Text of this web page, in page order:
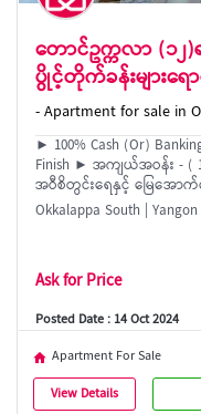
တောင်ဥက္ကလာ (၁
ပွိုင့်တိုက်ခန်းများရေ
- Apartment for sale in
► 100% Cash (Or)
Finish ► အကျယ်အဝန်း - (
အဝီစိတွင်း​ရေနှင့် ​မြေ​အော
Okkalappa South | Yangon
Ask for Price
Posted Date : 14 Oct 2024
Apartment For Sale
View Details